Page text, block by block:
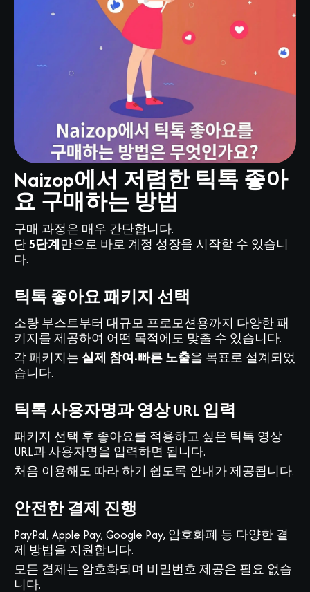
Naizop에서 저렴한 틱톡 좋아
요 구매하는 방법
구매 과정은 매우 간단합니다.
단5단계만으로 바로 계정 성장을 시작할 수 있습니
다.
틱톡 좋아요 패키지 선택
소량 부스트부터 대규모 프로모션용까지 다양한 패
키지를 제공하여 어떤 목적에도 맞출 수 있습니다.
각 패키지는 실제 참여·빠른 노출을 목표로 설계되었
습니다.
틱톡 사용자명과 영상 URL 입력
패키지 선택 후 좋아요를 적용하고 싶은 틱톡 영상
URL과 사용자명을 입력하면 됩니다.
처음 이용해도 따라 하기 쉽도록 안내가 제공됩니다.
안전한 결제 진행
PayPal, Apple Pay, Google Pay, 암호화폐 등 다양한 결
제 방법을 지원합니다.
모든 결제는 암호화되며 비밀번호 제공은 필요 없습
니다.